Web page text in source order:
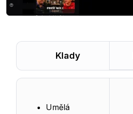
Klady
Umělá